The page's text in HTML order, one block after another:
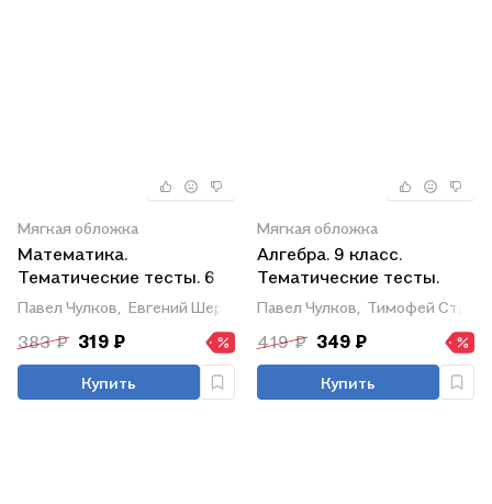
Мягкая обложка
Математика.
Тематические тесты. 6
класс. Учебное пособие
общеобразовательных
организаций
Павел Чулков, Евгений Шершнев, Ольга Зарапина
383 ₽ 319 ₽
Купить
Мягкая обложка
Алгебра. 9 класс.
Тематические тесты.
Учебное пособие для
общеобразовательных
организаций
Павел Чулков, Тимофей
419 ₽ 349 ₽
Купить